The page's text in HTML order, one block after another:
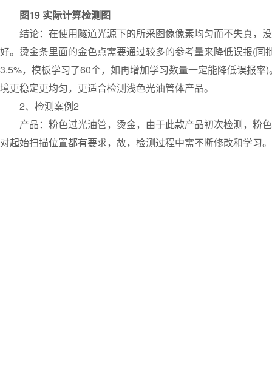
图19 实际计算检测图
结论：在使用隧道光源下的所采图像像素均匀而不失真，
好。烫金条里面的金色点需要通过较多的参考量来降低误报(
3.5%，模板学习了60个，如再增加学习数量一定能降低误报
境更稳定更均匀，更适合检测浅色光油管体产品。
2、检测案例2
产品：粉色过光油管，烫金，由于此款产品初次检测，粉
对起始扫描位置都有要求，故，检测过程中需不断修改和学习。